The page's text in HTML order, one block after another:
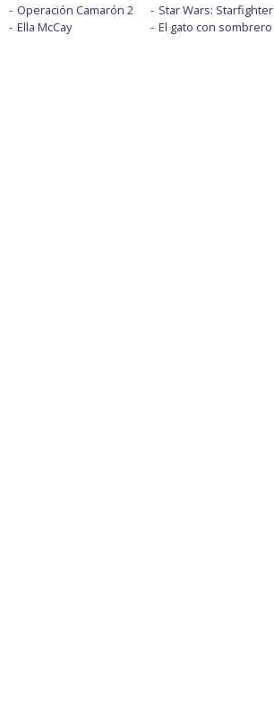
Operación Camarón 2
Ella McCay
Star Wars: Starfighter
El gato con sombrero